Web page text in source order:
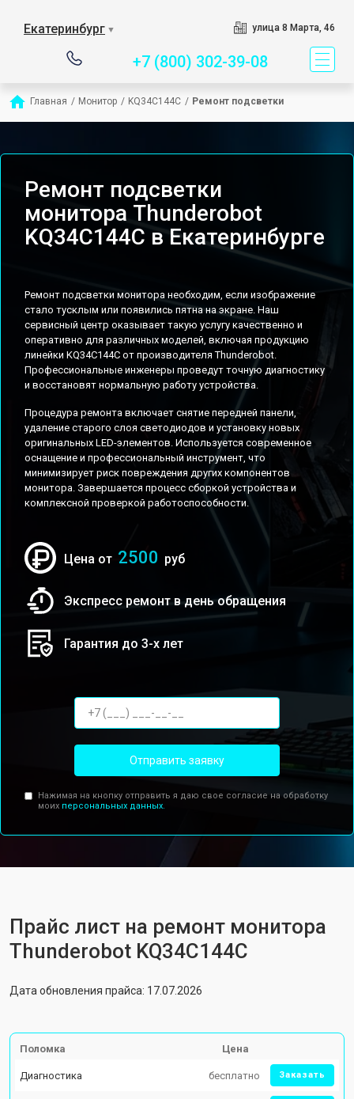
Екатеринбург ▼ улица 8 Марта, 46
+7 (800) 302-39-08
Главная / Монитор / KQ34C144C / Ремонт подсветки
Ремонт подсветки
монитора Thunderobot
KQ34C144C в Екатеринбурге
Ремонт подсветки монитора необходим, если изображение
стало тусклым или появились пятна на экране. Наш
сервисный центр оказывает такую услугу качественно и
оперативно для различных моделей, включая продукцию
линейки KQ34C144C от производителя Thunderobot.
Профессиональные инженеры проведут точную диагностику
и восстановят нормальную работу устройства.
Процедура ремонта включает снятие передней панели,
удаление старого слоя светодиодов и установку новых
оригинальных LED-элементов. Используется современное
оснащение и профессиональный инструмент, что
минимизирует риск повреждения других компонентов
монитора. Завершается процесс сборкой устройства и
комплексной проверкой работоспособности.
Цена от 2500 руб
Экспресс ремонт в день обращения
Гарантия до 3-х лет
Отправить заявку
Нажимая на кнопку отправить я даю свое согласие на обработку
моих персональных данных.
Прайс лист на ремонт монитора
Thunderobot KQ34C144C
Дата обновления прайса: 17.07.2026
Поломка Цена
Диагностика бесплатно Заказать